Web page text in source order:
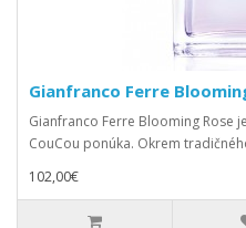
Gianfranco Ferre
Gianfranco Ferre Blooming Rose
CouCou ponúka. Okrem
102,00€